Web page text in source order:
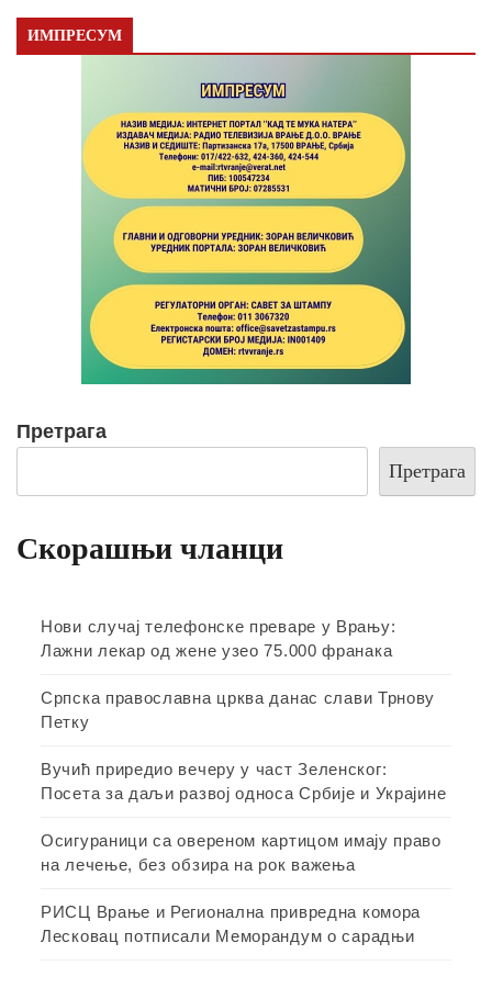
ИМПРЕСУМ
Претрага
Претрага
Скорашњи чланци
Нови случај телефонске преваре у Врању:
Лажни лекар од жене узео 75.000 франака
Српска православна црква данас слави Трнову
Петку
Вучић приредио вечеру у част Зеленског:
Посета за даљи развој односа Србије и Украјине
Осигураници са овереном картицом имају право
на лечење, без обзира на рок важења
РИСЦ Врање и Регионална привредна комора
Лесковац потписали Меморандум о сарадњи